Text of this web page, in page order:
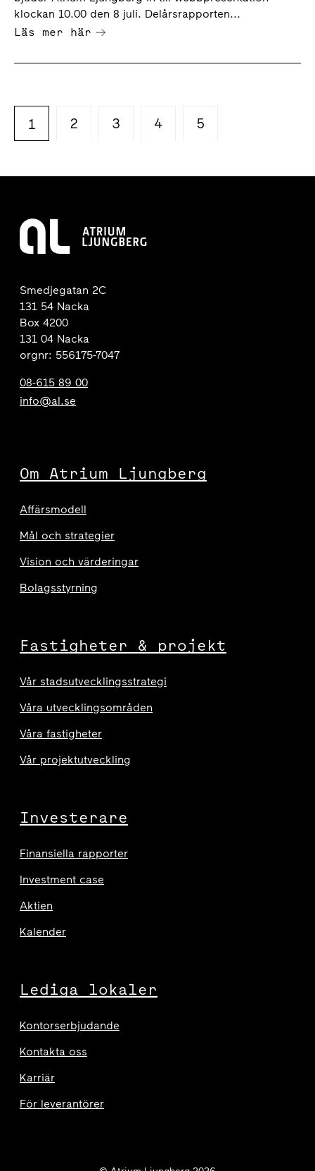
klockan 10.00 den 8 juli. Delårsrapporten...
Läs mer här
1 2 3 4 5
Smedjegatan 2C
131 54 Nacka
Box 4200
131 04 Nacka
orgnr: 556175-7047
08-615 89 00
info@al.se
Om Atrium Ljungberg
Affärsmodell
Mål och strategier
Vision och värderingar
Bolagsstyrning
Fastigheter & projekt
Vår stadsutvecklingsstrategi
Våra utvecklingsområden
Våra fastigheter
Vår projektutveckling
Investerare
Finansiella rapporter
Investment case
Aktien
Kalender
Lediga lokaler
Kontorserbjudande
Kontakta oss
Karriär
För leverantörer